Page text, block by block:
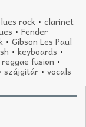
rock •clarinet
• Fender
• Gibson Les Paul
• keyboards •
reggae fusion •
szájgitár • vocals